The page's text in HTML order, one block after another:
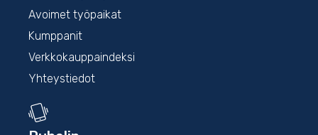
Avoimet työpaikat
Kumppanit
Verkkokauppaindeksi
Yhteystiedot